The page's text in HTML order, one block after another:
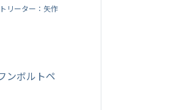
トリーター：矢作
ンボルトペ